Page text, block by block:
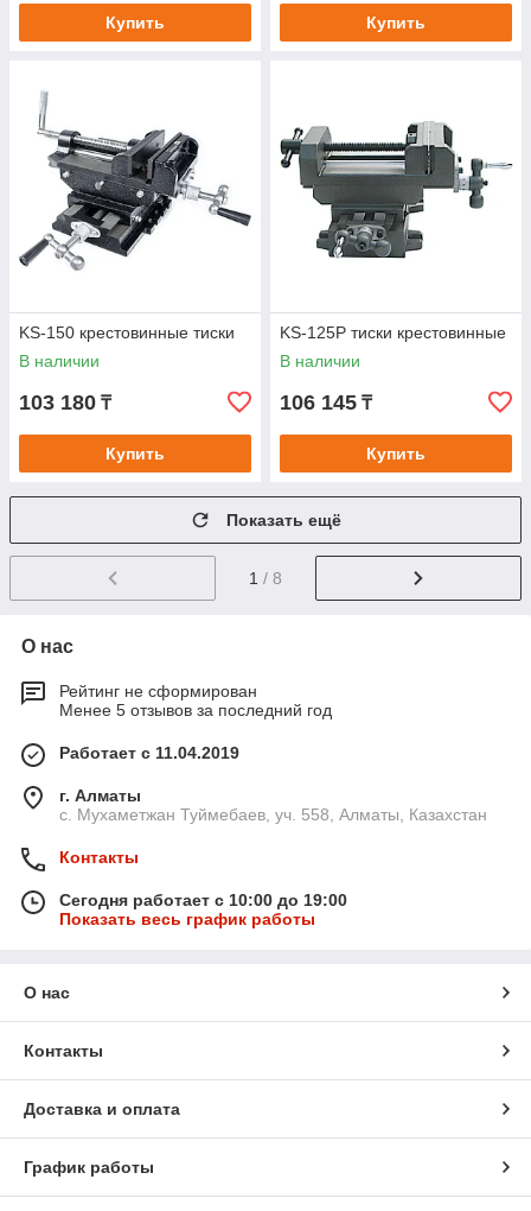
Купить Купить
KS-150 крестовинные тиски
В наличии
103 180 ₸
Купить
KS-125P тиски крестовинные
В наличии
106 145 ₸
Купить
Показать ещё
1 / 8
О нас
Рейтинг не сформирован
Менее 5 отзывов за последний год
Работает с 11.04.2019
г. Алматы
с. Мухаметжан Туймебаев, уч. 558, Алматы, Казахстан
Контакты
Сегодня работает с 10:00 до 19:00
Показать весь график работы
О нас
Контакты
Доставка и оплата
График работы